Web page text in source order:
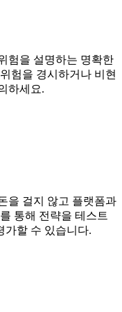
험을 설명하는 명확한
험을 경시하거나 비현
하세요.
을 걸지 않고 플랫폼과
통해 전략을 테스트
가할 수 있습니다.